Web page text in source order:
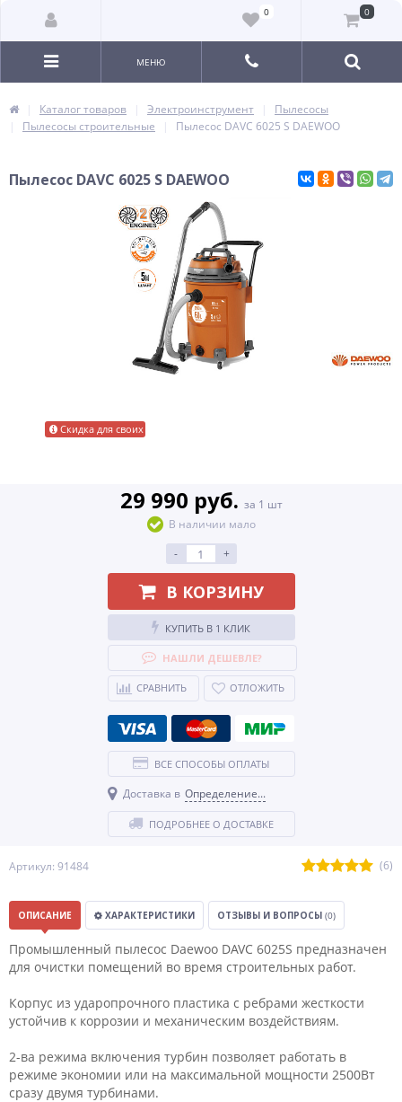
0 0
МЕНЮ
Каталог товаров Электроинструмент
Пылесосы
Пылесосы строительные
Пылесос DAVC 6025 S DAEWOO
Пылесос DAVC 6025 S DAEWOO
Артикул: 91484 (6)
Скидка для своих
29 990 руб. за 1 шт
В наличии мало
-
+
В КОРЗИНУ
КУПИТЬ В 1 КЛИК
НАШЛИ ДЕШЕВЛЕ?
СРАВНИТЬ ОТЛОЖИТЬ
ВСЕ СПОСОБЫ ОПЛАТЫ
Доставка в Определение...
ПОДРОБНЕЕ О ДОСТАВКЕ
ОПИСАНИЕ ХАРАКТЕРИСТИКИ ОТЗЫВЫ И ВОПРОСЫ (0)
Промышленный пылесос Daewoo DAVC 6025S предназначен
для очистки помещений во время строительных работ.
Корпус из ударопрочного пластика c ребрами жесткости
устойчив к коррозии и механическим воздействиям.
2-ва режима включения турбин позволяет работать в
режиме экономии или на максимальной мощности 2500Вт
сразу двумя турбинами.